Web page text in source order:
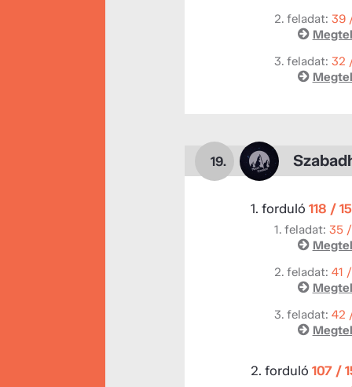
2. feladat: 39
3. feladat: 32
19.
1. forduló 118 /
1. feladat: 35
2. feladat: 41
3. feladat: 42
2. forduló 107 /